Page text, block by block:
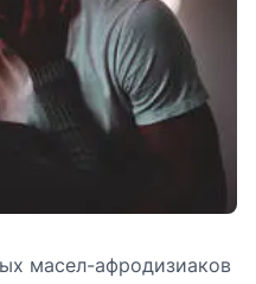
масел-афродизиаков